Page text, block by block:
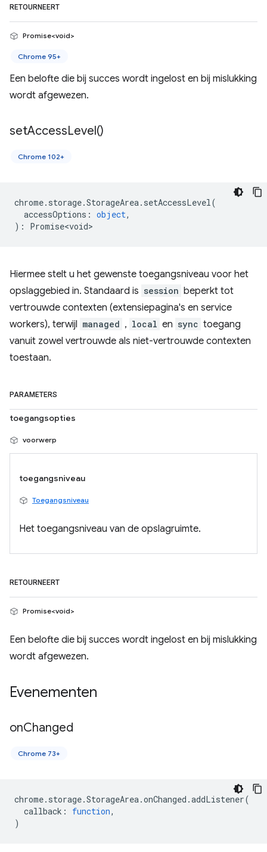
RETOURNEERT
Promise<void>
Chrome 95+
Een belofte die bij succes wordt ingelost en bij mislukking
wordt afgewezen.
setAccessLevel()
Chrome 102+
chrome. storage.StorageArea. setAccessLevel(
accessOptions : object,
) : Promise<void>
Hiermee stelt u het gewenste toegangsniveau voor het
opslaggebied in. Standaard is session beperkt tot
vertrouwde contexten (extensiepagina's en service
workers), terwijl managed , local en sync toegang
vanuit zowel vertrouwde als niet-vertrouwde contexten
toestaan.
PARAMETERS
toegangsopties
voorwerp
toegangsniveau
Toegangsniveau
Het toegangsniveau van de opslagruimte.
RETOURNEERT
Promise<void>
Een belofte die bij succes wordt ingelost en bij mislukking
wordt afgewezen.
Evenementen
onChanged
Chrome 73+
chrome. storage.StorageArea.onChanged .addListener(
callback : function,
)